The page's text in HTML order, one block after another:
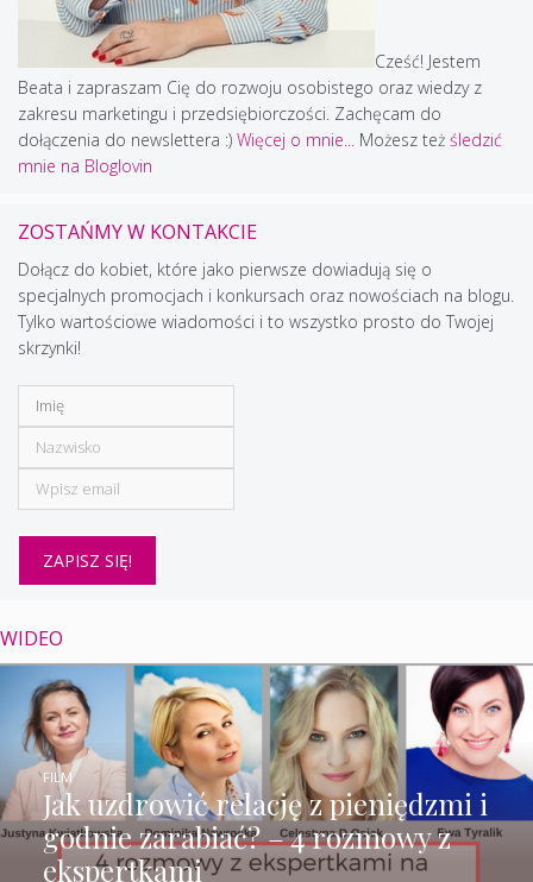
Cześć! Jestem
Beata i zapraszam Cię do rozwoju osobistego oraz wiedzy z
zakresu marketingu i przedsiębiorczości. Zachęcam do
dołączenia do newslettera :) Więcej o mnie... Możesz też śledzić
mnie na Bloglovin
ZOSTAŃMY W KONTAKCIE
Dołącz do kobiet, które jako pierwsze dowiadują się o
specjalnych promocjach i konkursach oraz nowościach na blogu.
Tylko wartościowe wiadomości i to wszystko prosto do Twojej
skrzynki!
WIDEO
Jak uzdrowić relację z pieniędzmi i
godnie zarabiać? – 4 rozmowy z
ekspertkami
FILM